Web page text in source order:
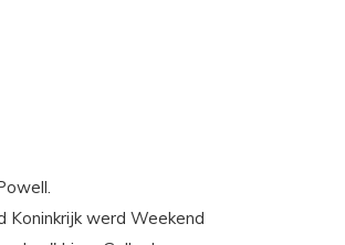
Koninkrijk werd Weekend